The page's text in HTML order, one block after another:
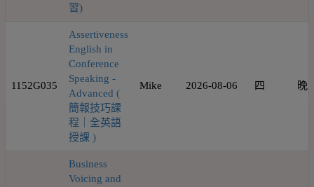
習)
1152G035
Assertiveness
English in
Conference
Speaking -
Advanced (
簡報技巧課
程｜全英語
授課 )
Mike 2026-08-06 四 晚
Business
Voicing and